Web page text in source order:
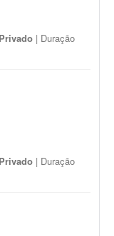
Privado | Duração
Privado | Duração